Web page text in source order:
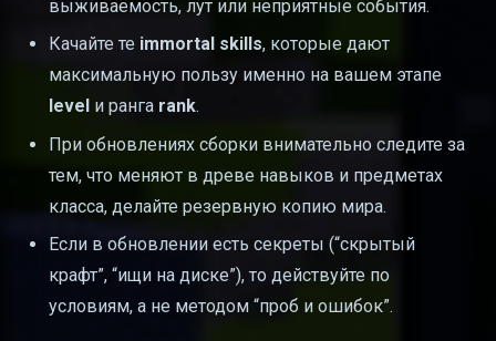
выживаемость, лут или неприятные события.
Качайте те immortal skills, которые дают
максимальную пользу именно на вашем этапе
level и ранга rank.
При обновлениях сборки внимательно следите за
тем, что меняют в древе навыков и предметах
класса, делайте резервную копию мира.
Если в обновлении есть секреты (“скрытый
крафт”, “ищи на диске”), то действуйте по
условиям, а не методом “проб и ошибок”.